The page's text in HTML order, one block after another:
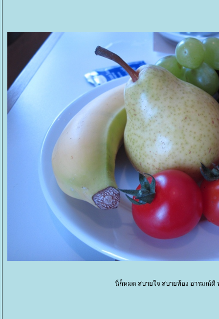
นี่ก็หมด สบายใจ สบายท้อง อารมณ์ดี